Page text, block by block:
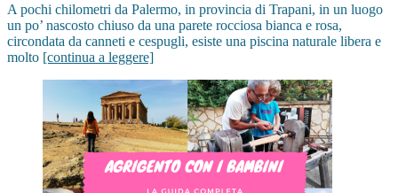
A pochi chilometri da Palermo, in provincia di Trapani, in un luogo
un po’ nascosto chiuso da una parete rocciosa bianca e rosa,
circondata da canneti e cespugli, esiste una piscina naturale libera e
molto [continua a leggere]